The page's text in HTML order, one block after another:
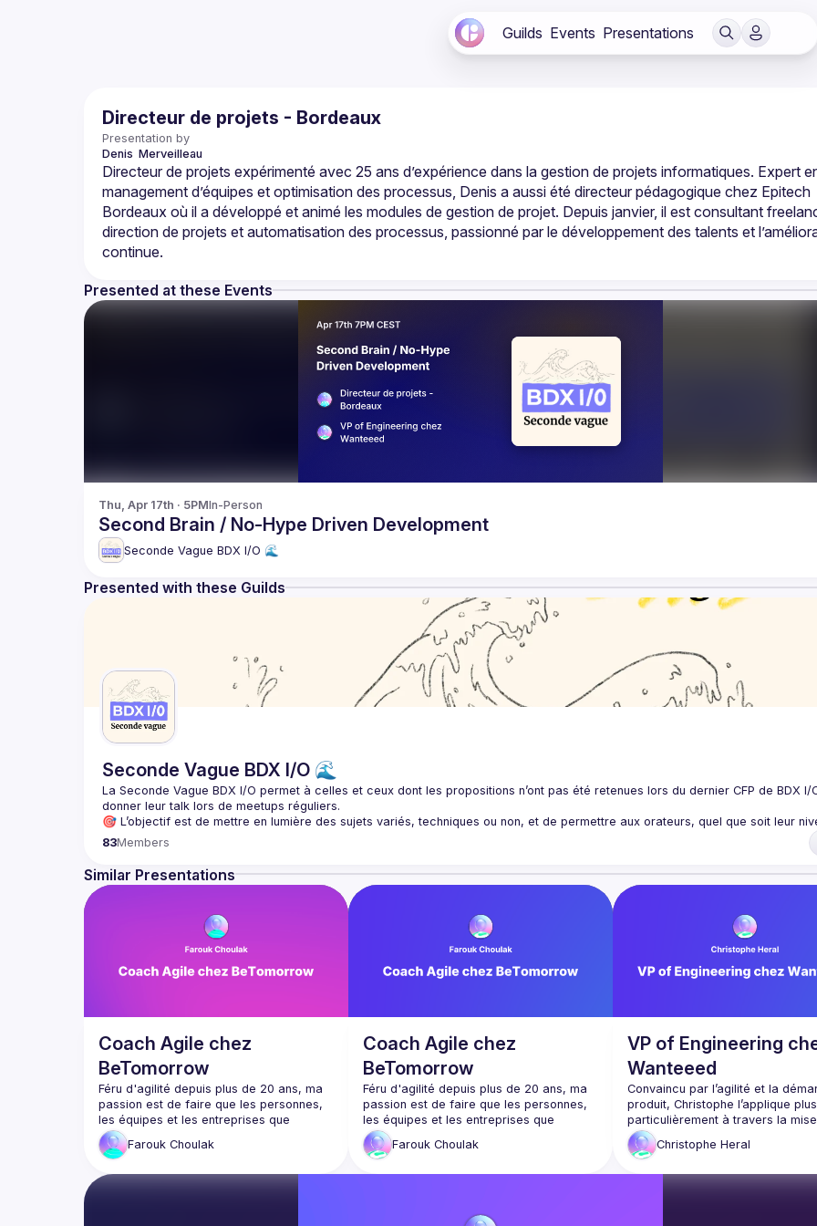
Guilds Events Presentations
Directeur de projets - Bordeaux
Presentation by
Denis Merveilleau
Directeur de projets expérimenté avec 25 ans d’expérience dans la gestion de projets informatiques. Expert
management d’équipes et optimisation des processus, Denis a aussi été directeur pédagogique chez Epitech
Bordeaux où il a développé et animé les modules de gestion de projet. Depuis janvier, il est consultant
direction de projets et automatisation des processus, passionné par le développement des talents et
Presented at these Events
Thu, Apr 17th · 5PMIn-Person
Second Brain / No-Hype Driven Development
Seconde Vague BDX I/O 🌊
Presented with these Guilds
Seconde Vague BDX I/O 🌊
La Seconde Vague BDX I/O permet à celles et ceux dont les propositions n’ont pas été retenues lors du dernier CFP de BDX I/
donner leur talk lors de meetups réguliers.
🎯 L’objectif est de mettre en lumière des sujets variés, techniques ou non, et de permettre aux orateurs, quel que soit leur
83Members
Similar Presentations
Coach Agile chez
BeTomorrow
Féru d'agilité depuis plus de 20 ans, ma
passion est de faire que les personnes,
les équipes et les entreprises que
j'accompagne réalisent leur potentiel en
Farouk Choulak
Coach Agile chez
BeTomorrow
Féru d'agilité depuis plus de 20 ans, ma
passion est de faire que les personnes,
les équipes et les entreprises que
j'accompagne réalisent leur potentiel en
Farouk Choulak
VP of Engineering
Wanteeed
Convaincu par l’agilité et la
produit, Christophe l’applique plus
particulièrement à travers la
place de méthodes d’ingénierie :
Programming, Lean, Software
Christophe Heral